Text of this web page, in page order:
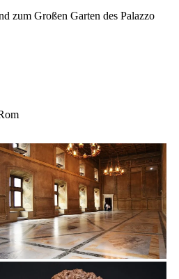
zum Großen Garten des Palazzo